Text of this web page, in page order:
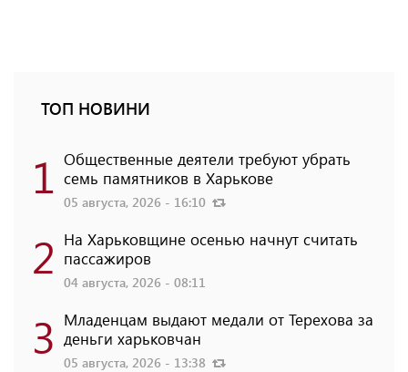
ТОП НОВИНИ
1 Общественные деятели требуют убрать
семь памятников в Харькове
05 августа, 2026 - 16:10
2 На Харьковщине осенью начнут считать
пассажиров
04 августа, 2026 - 08:11
3 Младенцам выдают медали от Терехова за
деньги харьковчан
05 августа, 2026 - 13:38